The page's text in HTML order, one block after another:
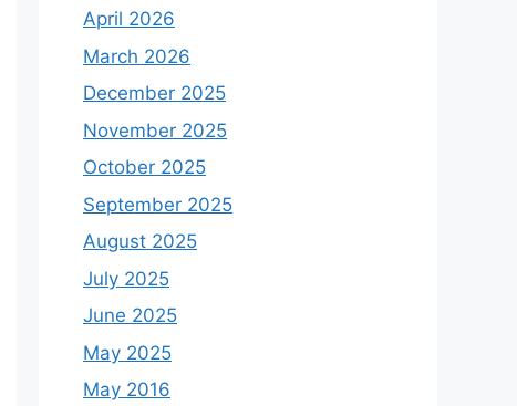
April 2026
March 2026
December 2025
November 2025
October 2025
September 2025
August 2025
July 2025
June 2025
May 2025
May 2016